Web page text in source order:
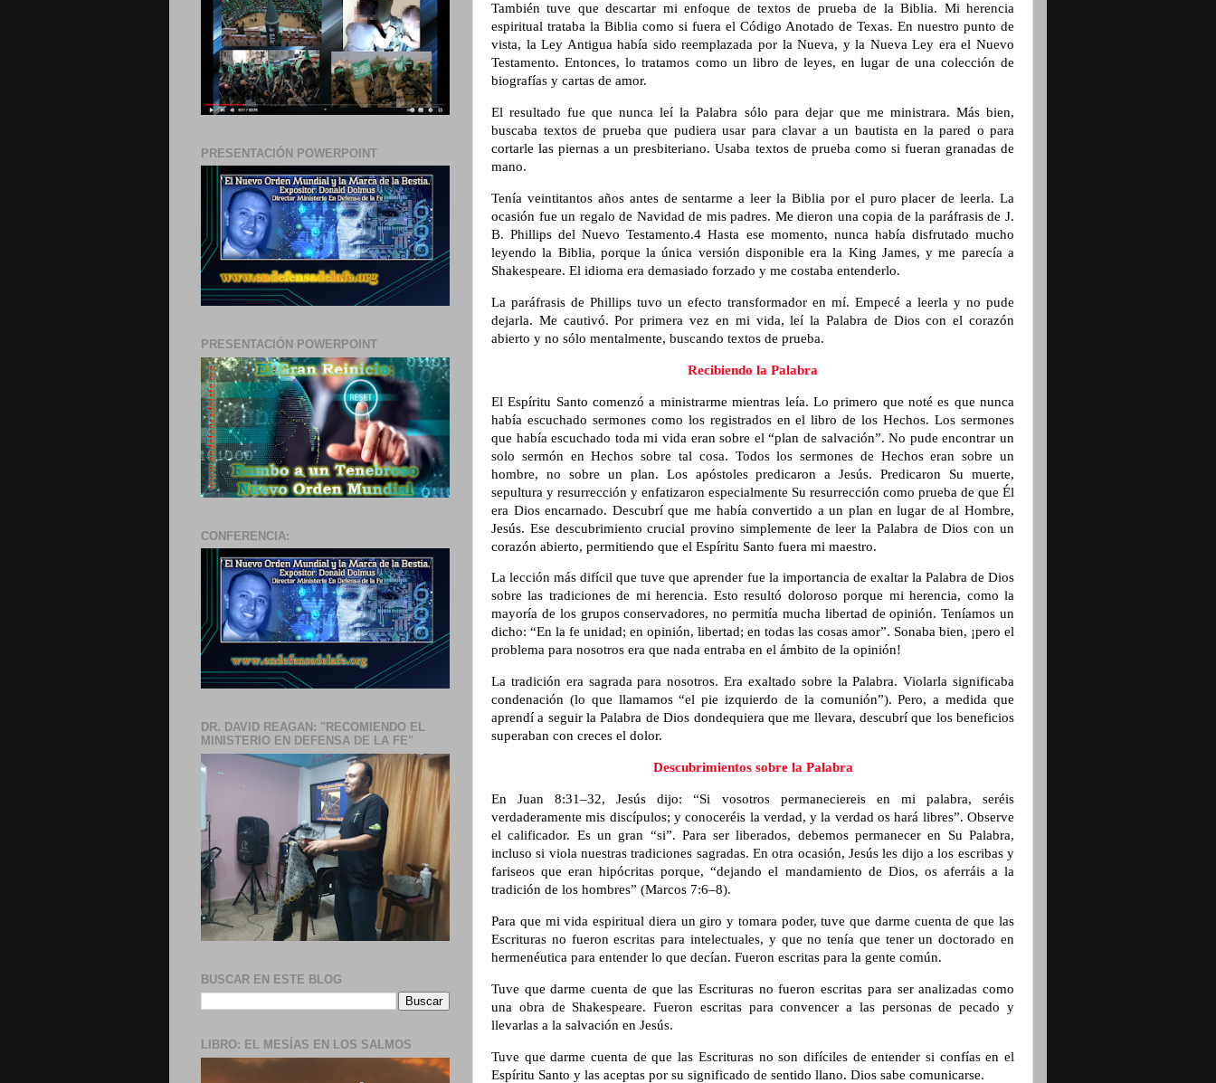
También tuve que descartar mi enfoque de textos de prueba de la Biblia. Mi herencia
espiritual trataba la Biblia como si fuera el Código Anotado de Texas. En nuestro punto de
vista, la Ley Antigua había sido reemplazada por la Nueva, y la Nueva Ley era el Nuevo
Testamento. Entonces, lo tratamos como un libro de leyes, en lugar de una colección de
biografías y cartas de amor.
El resultado fue que nunca leí la Palabra sólo para dejar que me ministrara. Más bien,
buscaba textos de prueba que pudiera usar para clavar a un bautista en la pared o para
cortarle las piernas a un presbiteriano. Usaba textos de prueba como si fueran granadas de
mano.
Tenía veintitantos años antes de sentarme a leer la Biblia por el puro placer de leerla. La
ocasión fue un regalo de Navidad de mis padres. Me dieron una copia de la paráfrasis de J.
B. Phillips del Nuevo Testamento.4 Hasta ese momento, nunca había disfrutado mucho
leyendo la Biblia, porque la única versión disponible era la King James, y me parecía a
Shakespeare. El idioma era demasiado forzado y me costaba entenderlo.
La paráfrasis de Phillips tuvo un efecto transformador en mí. Empecé a leerla y no pude
dejarla. Me cautivó. Por primera vez en mi vida, leí la Palabra de Dios con el corazón
abierto y no sólo mentalmente, buscando textos de prueba.
Recibiendo la Palabra
El Espíritu Santo comenzó a ministrarme mientras leía. Lo primero que noté es que nunca
había escuchado sermones como los registrados en el libro de los Hechos. Los sermones
que había escuchado toda mi vida eran sobre el “plan de salvación”. No pude encontrar un
solo sermón en Hechos sobre tal cosa. Todos los sermones de Hechos eran sobre un
hombre, no sobre un plan. Los apóstoles predicaron a Jesús. Predicaron Su muerte,
sepultura y resurrección y enfatizaron especialmente Su resurrección como prueba de que Él
era Dios encarnado. Descubrí que me había convertido a un plan en lugar de al Hombre,
Jesús. Ese descubrimiento crucial provino simplemente de leer la Palabra de Dios con un
corazón abierto, permitiendo que el Espíritu Santo fuera mi maestro.
La lección más difícil que tuve que aprender fue la importancia de exaltar la Palabra de Dios
sobre las tradiciones de mi herencia. Esto resultó doloroso porque mi herencia, como la
mayoría de los grupos conservadores, no permitía mucha libertad de opinión. Teníamos un
dicho: “En la fe unidad; en opinión, libertad; en todas las cosas amor”. Sonaba bien, ¡pero el
problema para nosotros era que nada entraba en el ámbito de la opinión!
La tradición era sagrada para nosotros. Era exaltado sobre la Palabra. Violarla significaba
condenación (lo que llamamos “el pie izquierdo de la comunión”). Pero, a medida que
aprendí a seguir la Palabra de Dios dondequiera que me llevara, descubrí que los beneficios
superaban con creces el dolor.
Descubrimientos sobre la Palabra
En Juan 8:31–32, Jesús dijo: “Si vosotros permaneciereis en mi palabra, seréis
verdaderamente mis discípulos; y conoceréis la verdad, y la verdad os hará libres”. Observe
el calificador. Es un gran “si”. Para ser liberados, debemos permanecer en Su Palabra,
incluso si viola nuestras tradiciones sagradas. En otra ocasión, Jesús les dijo a los escribas y
fariseos que eran hipócritas porque, “dejando el mandamiento de Dios, os aferráis a la
tradición de los hombres” (Marcos 7:6–8).
Para que mi vida espiritual diera un giro y tomara poder, tuve que darme cuenta de que las
Escrituras no fueron escritas para intelectuales, y que no tenía que tener un doctorado en
hermenéutica para entender lo que decían. Fueron escritas para la gente común.
Tuve que darme cuenta de que las Escrituras no fueron escritas para ser analizadas como
una obra de Shakespeare. Fueron escritas para convencer a las personas de pecado y
llevarlas a la salvación en Jesús.
Tuve que darme cuenta de que las Escrituras no son difíciles de entender si confías en el
Espíritu Santo y las aceptas por su significado de sentido llano. Dios sabe comunicarse.
PRESENTACIÓN POWERPOINT
PRESENTACIÓN POWERPOINT
CONFERENCIA:
DR. DAVID REAGAN: "RECOMIENDO EL
MINISTERIO EN DEFENSA DE LA FE"
BUSCAR EN ESTE BLOG
LIBRO: EL MESÍAS EN LOS SALMOS